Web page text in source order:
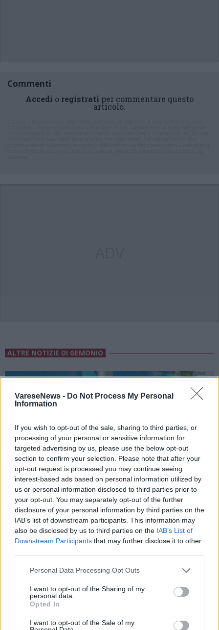
VareseNews - Do Not Process My Personal
Information
If you wish to opt-out of the sale, sharing to third parties, or
processing of your personal or sensitive information for
targeted advertising by us, please use the below opt-out
section to confirm your selection. Please note that after your
opt-out request is processed you may continue seeing
interest-based ads based on personal information utilized by
us or personal information disclosed to third parties prior to
your opt-out. You may separately opt-out of the further
disclosure of your personal information by third parties on the
IAB’s list of downstream participants. This information may
also be disclosed by us to third parties on the IAB’s List of
Downstream Participants that may further disclose it to other
Personal Data Processing Opt Outs
I want to opt-out of the Sharing of my
personal data.
Opted In
I want to opt-out of the Sale of my
Commenti
Accedi o registrati per commentare questo
articolo.
ALTRE NOTIZIE DI GEMONIO
VALCUVIA
L’obiettivo di unificare gli acquedotti in
Valcuvia e farne uno solo per 11 comuni:
Alfa ottiene 9,2 milioni di euro